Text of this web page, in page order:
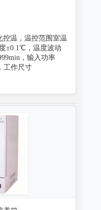
控温，温控范围室温
±0.1℃，温度波动
，输入功率
工作尺寸